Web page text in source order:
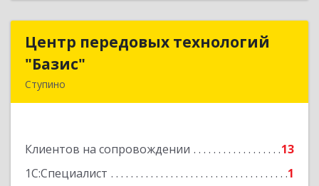
Центр передовых технологий
"Базис"
Ступино
Клиентов на сопровождении
13
1С:Специалист
1
Центр передовых технологий
Подробнее